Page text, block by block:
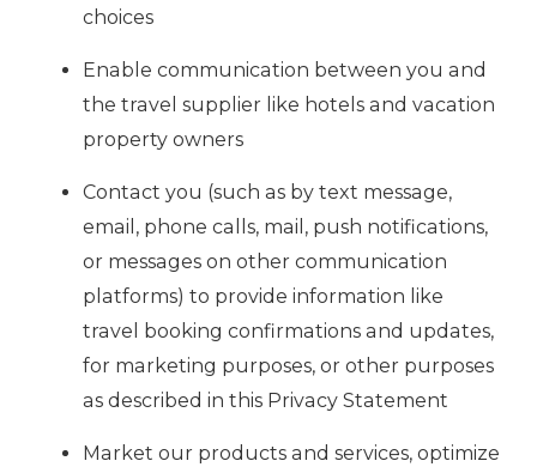
choices
Enable communication between you and
the travel supplier like hotels and vacation
property owners
Contact you (such as by text message,
email, phone calls, mail, push notifications,
or messages on other communication
platforms) to provide information like
travel booking confirmations and updates,
for marketing purposes, or other purposes
as described in this Privacy Statement
Market our products and services, optimize